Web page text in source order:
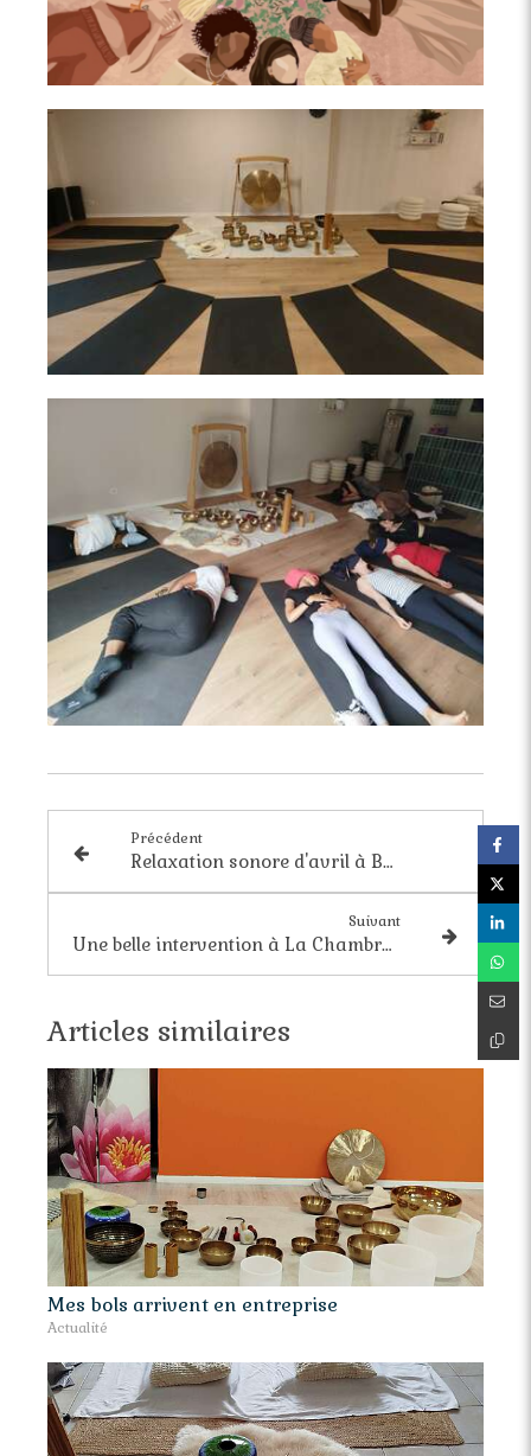
Précédent
Relaxation sonore d'avril à Bordeaux : on s'enveloppe de douceur
Suivant
Une belle intervention à La Chambre des Métiers
Articles similaires
Mes bols arrivent en entreprise
Actualité